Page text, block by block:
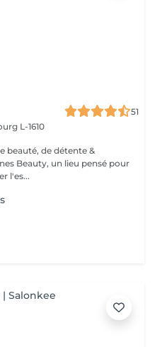
51
L-1610
beauté, de détente &
l'es...